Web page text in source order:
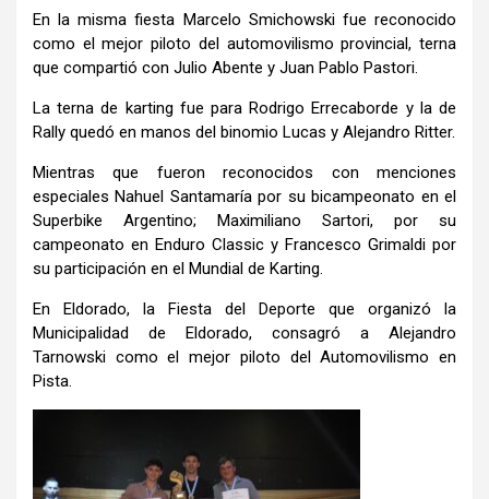
En la misma fiesta Marcelo Smichowski fue reconocido
como el mejor piloto del automovilismo provincial, terna
que compartió con Julio Abente y Juan Pablo Pastori.
La terna de karting fue para Rodrigo Errecaborde y la de
Rally quedó en manos del binomio Lucas y Alejandro Ritter.
Mientras que fueron reconocidos con menciones
especiales Nahuel Santamaría por su bicampeonato en el
Superbike Argentino; Maximiliano Sartori, por su
campeonato en Enduro Classic y Francesco Grimaldi por
su participación en el Mundial de Karting.
En Eldorado, la Fiesta del Deporte que organizó la
Municipalidad de Eldorado, consagró a Alejandro
Tarnowski como el mejor piloto del Automovilismo en
Pista.